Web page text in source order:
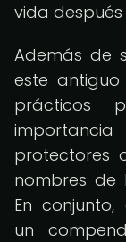
vida
Además de
este
prácticos
protectores
nombres de
En
un